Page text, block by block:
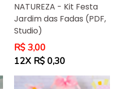
NATUREZA - Kit Festa
Jardim das Fadas (PDF,
Studio)
Preço
normal
R$ 3,00
12X R$ 0,30